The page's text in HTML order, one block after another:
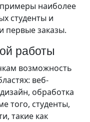
наиболее
студенты и
первые заказы.
работы
возможность
веб-
обработка
того, студенты,
такие как